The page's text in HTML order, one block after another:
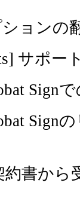
ョンの
サポー
Sign
Sign
約書から